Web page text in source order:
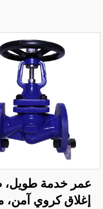
عمر خدمة طويل،
إغلاق كروي آمن،